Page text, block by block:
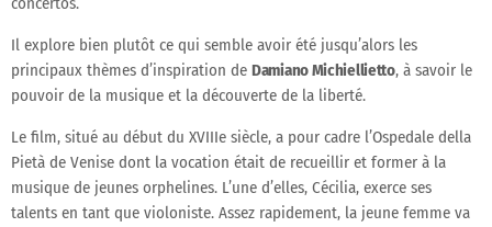
Il explore bien plutôt ce qui semble avoir été jusqu’alors les
principaux thèmes d’inspiration de Damiano Michiellietto, à savoir le
pouvoir de la musique et la découverte de la liberté.
Le film, situé au début du XVIIIe siècle, a pour cadre l’Ospedale della
Pietà de Venise dont la vocation était de recueillir et former à la
musique de jeunes orphelines. L’une d’elles, Cécilia, exerce ses
talents en tant que violoniste. Assez rapidement, la jeune femme va